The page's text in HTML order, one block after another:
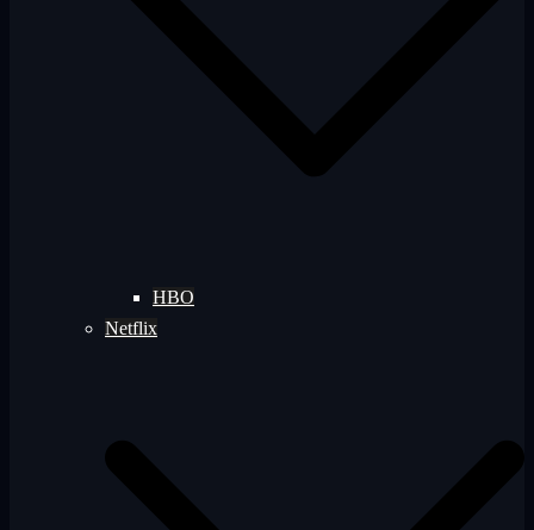
HBO
Netflix